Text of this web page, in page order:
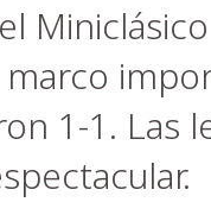
1-1. Las